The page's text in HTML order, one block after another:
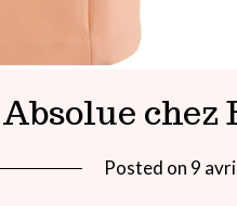
chez
Posted on 9